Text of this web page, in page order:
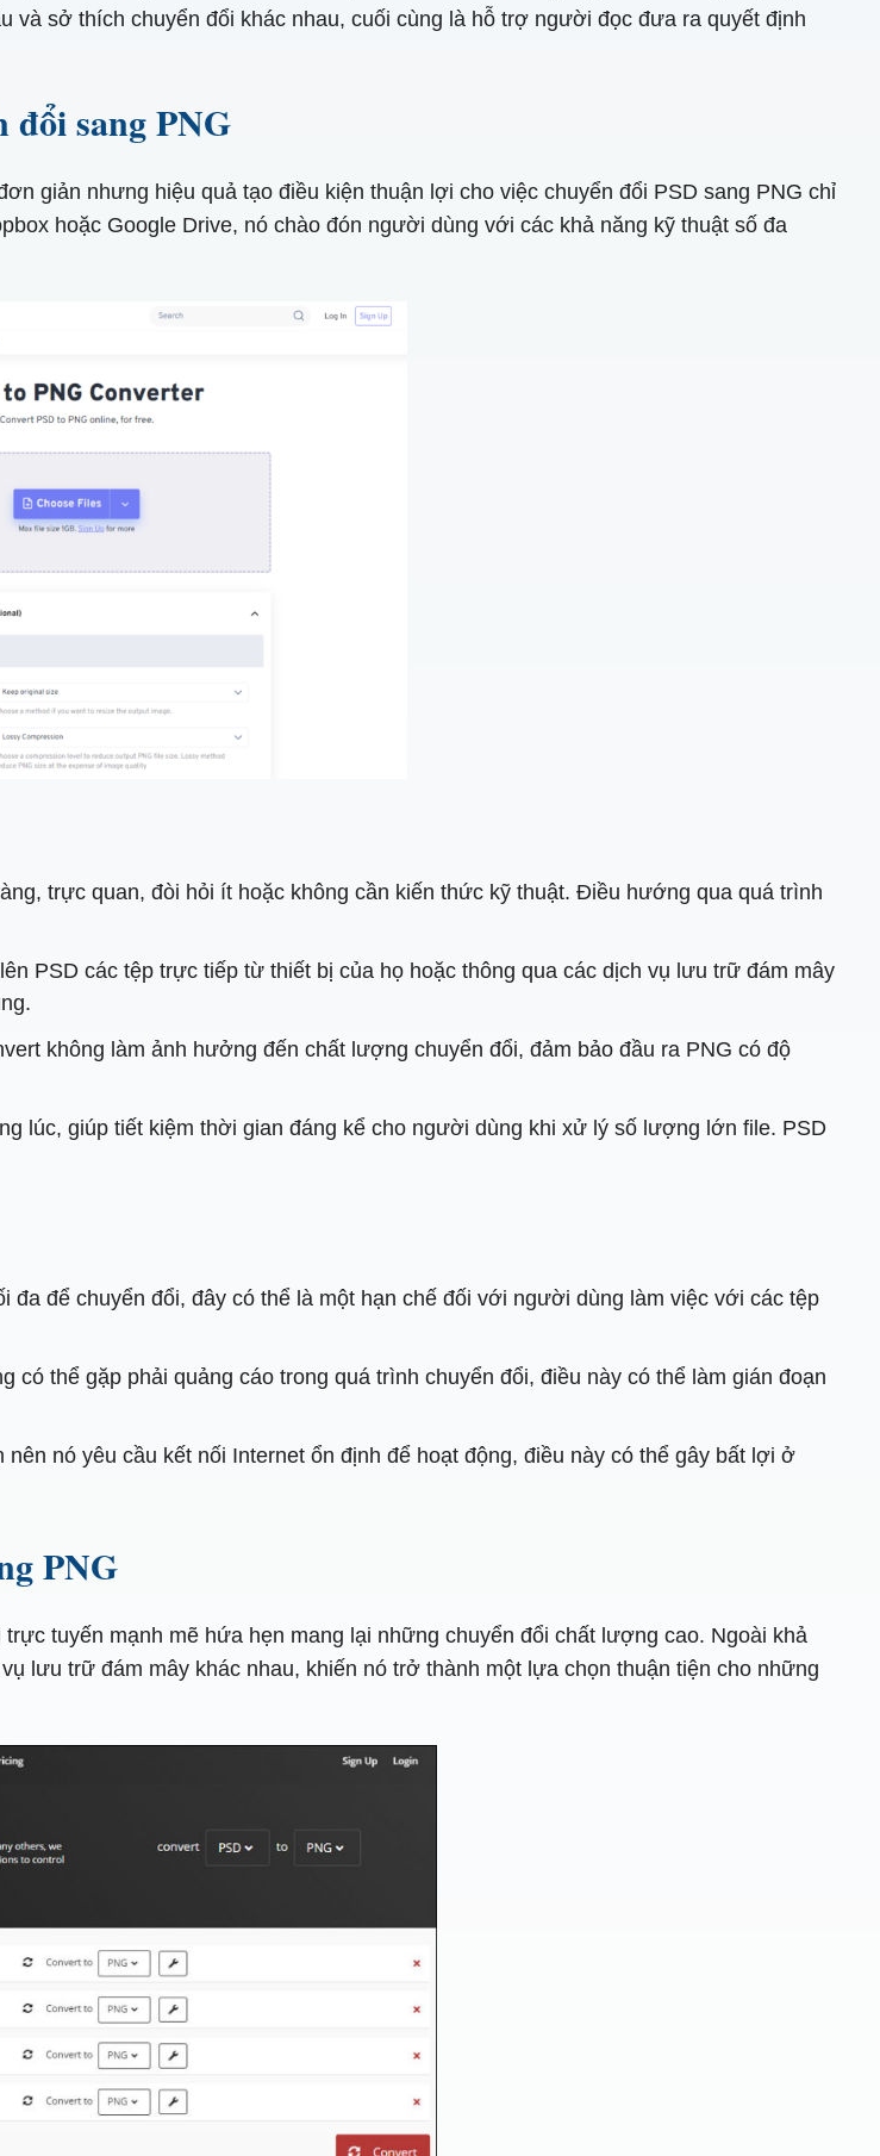
và sở thích chuyển đổi khác nhau, cuối cùng là hỗ trợ người đọc đưa ra quyết định
đổi sang PNG
giản nhưng hiệu quả tạo điều kiện thuận lợi cho việc chuyển đổi PSD sang PNG chỉ
hoặc Google Drive, nó chào đón người dùng với các khả năng kỹ thuật số đa
trực quan, đòi hỏi ít hoặc không cần kiến ​​thức kỹ thuật. Điều hướng qua quá trình
PSD các tệp trực tiếp từ thiết bị của họ hoặc thông qua các dịch vụ lưu trữ đám mây
không làm ảnh hưởng đến chất lượng chuyển đổi, đảm bảo đầu ra PNG có độ
lúc, giúp tiết kiệm thời gian đáng kể cho người dùng khi xử lý số lượng lớn file. PSD
đa để chuyển đổi, đây có thể là một hạn chế đối với người dùng làm việc với các tệp
có thể gặp phải quảng cáo trong quá trình chuyển đổi, điều này có thể làm gián đoạn
nó yêu cầu kết nối Internet ổn định để hoạt động, điều này có thể gây bất lợi ở
PNG
tuyến mạnh mẽ hứa hẹn mang lại những chuyển đổi chất lượng cao. Ngoài khả
lưu trữ đám mây khác nhau, khiến nó trở thành một lựa chọn thuận tiện cho những